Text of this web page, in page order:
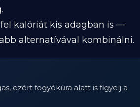
kalóriát kis adagban is —
alternatívával kombinálni.
ezért fogyókúra alatt is figyelj a